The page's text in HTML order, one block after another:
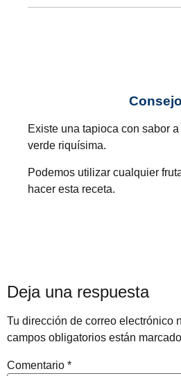
Consejo
Existe una tapioca con sabor
verde riquísima.
Podemos utilizar cualquier
hacer esta receta.
Deja una respuesta
Tu dirección de correo electrónico
campos obligatorios están
Comentario *